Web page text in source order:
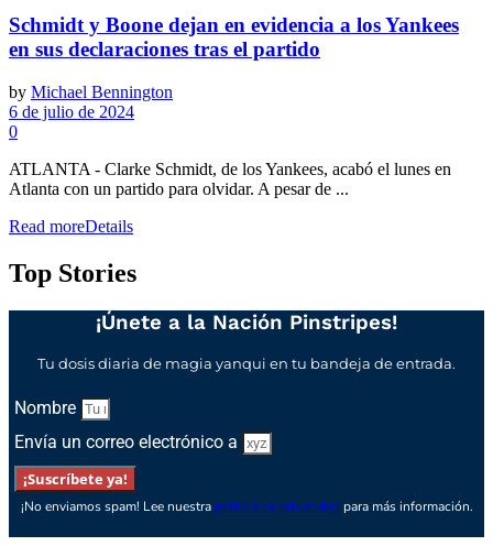
Schmidt y Boone dejan en evidencia a los Yankees
en sus declaraciones tras el partido
by Michael Bennington
6 de julio de 2024
0
ATLANTA - Clarke Schmidt, de los Yankees, acabó el lunes en
Atlanta con un partido para olvidar. A pesar de ...
Read moreDetails
Top Stories
¡Únete a la Nación Pinstripes!
Tu dosis diaria de magia yanqui en tu bandeja de entrada.
Nombre
Envía un correo electrónico a
¡Suscríbete ya!
¡No enviamos spam! Lee nuestra política de privacidad para más información.